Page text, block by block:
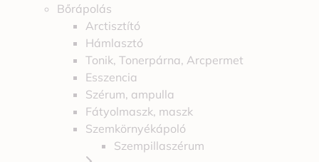
Bőrápolás
Arctisztító
Hámlasztó
Tonik, Tonerpárna, Arcpermet
Esszencia
Szérum, ampulla
Fátyolmaszk, maszk
Szemkörnyékápoló
Szempillaszérum